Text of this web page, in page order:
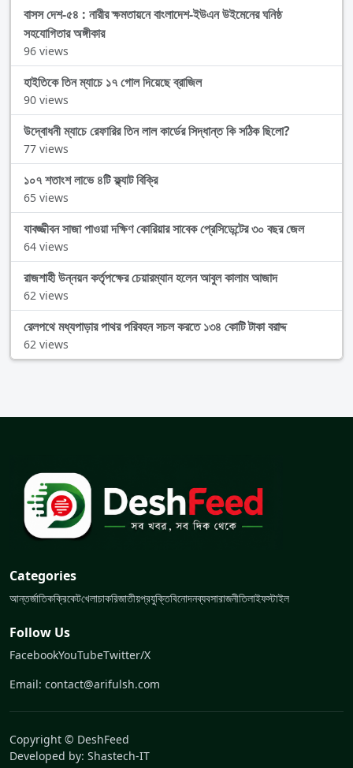
বাসস দেশ-৫৪ : নারীর ক্ষমতায়নে বাংলাদেশ-ইউএন উইমেনের ঘনিষ্ঠ
সহযোগিতার অঙ্গীকার
96 views
হাইতিকে তিন ম্যাচে ১৭ গোল দিয়েছে ব্রাজিল
90 views
উদ্বোধনী ম্যাচে রেফারির তিন লাল কার্ডের সিদ্ধান্ত কি সঠিক ছিলো?
77 views
১০৭ শতাংশ লাভে ৪টি ফ্ল্যাট বিক্রি
65 views
যাবজ্জীবন সাজা পাওয়া দক্ষিণ কোরিয়ার সাবেক প্রেসিডেন্টের ৩০ বছর জেল
64 views
রাজশাহী উন্নয়ন কর্তৃপক্ষের চেয়ারম্যান হলেন আবুল কালাম আজাদ
62 views
রেলপথে মধ্যপাড়ার পাথর পরিবহন সচল করতে ১৩৪ কোটি টাকা বরাদ্দ
62 views
Categories
আন্তর্জাতিকক্রিকেটখেলাচাকরিজাতীয়প্রযুক্তিবিনোদনব্যবসারাজনীতিলাইফস্টাইল
Follow Us
FacebookYouTubeTwitter/X
Email: contact@arifulsh.com
Copyright © DeshFeed
Developed by: Shastech-IT